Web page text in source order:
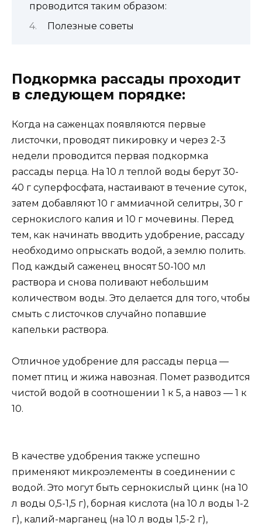
проводится таким образом:
Полезные советы
Подкормка рассады проходит
в следующем порядке:
Когда на саженцах появляются первые
листочки, проводят пикировку и через 2-3
недели проводится первая подкормка
рассады перца. На 10 л теплой воды берут 30-
40 г суперфосфата, настаивают в течение суток,
затем добавляют 10 г аммиачной селитры, 30 г
сернокислого калия и 10 г мочевины. Перед
тем, как начинать вводить удобрение, рассаду
необходимо опрыскать водой, а землю полить.
Под каждый саженец вносят 50-100 мл
раствора и снова поливают небольшим
количеством воды. Это делается для того, чтобы
смыть с листочков случайно попавшие
капельки раствора.
Отличное удобрение для рассады перца —
помет птиц и жижа навозная. Помет разводится
чистой водой в соотношении 1 к 5, а навоз — 1 к
10.
В качестве удобрения также успешно
применяют микроэлементы в соединении с
водой. Это могут быть сернокислый цинк (на 10
л воды 0,5-1,5 г), борная кислота (на 10 л воды 1-2
г), калий-марганец (на 10 л воды 1,5-2 г),